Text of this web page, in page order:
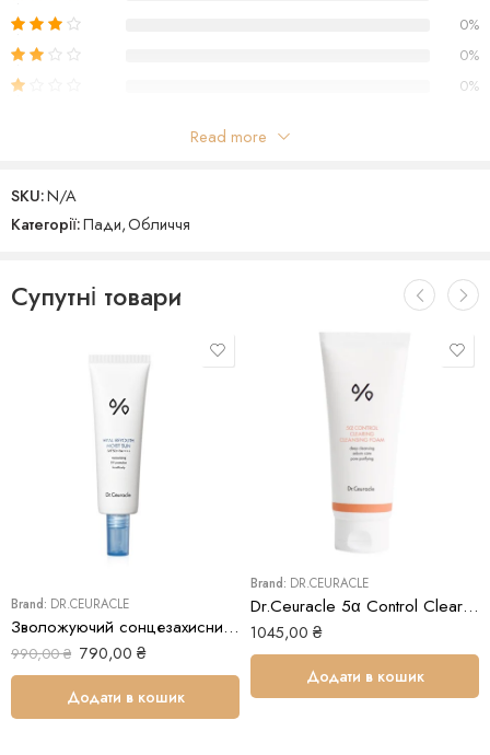
0%
0%
0%
Поки що відгуків немає
Read more
SKU:N/A
Категорії:Пади,Обличчя
Супутні товари
Brand: DR.CEURACLE
Зволожуючий сонцезахисний крем Dr.Ceuracle Hyal Reyouth Moist Sun SPF 50+ / PA++++
990,00₴ 790,00 ₴
Додати в кошик
Brand: DR.CEURACLE
Dr.Ceuracle 5α Control Clearing Cleansing Foam
1045,00 ₴
Додати в кошик